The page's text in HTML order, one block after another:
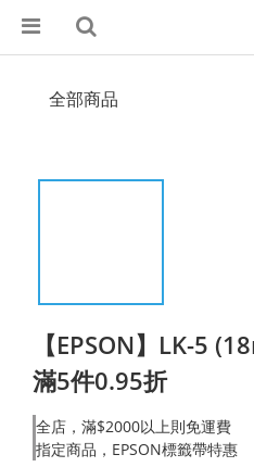
全部商品
【EPSON】LK-5
滿5件0.95折
全店，滿$2000以上則免運費
指定商品，EPSON標籤帶特惠